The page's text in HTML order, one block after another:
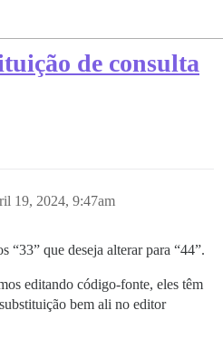
de consulta
19, 2024, 9:47am
“33” que deseja alterar para “44”.
editando código-fonte, eles têm
bem ali no editor